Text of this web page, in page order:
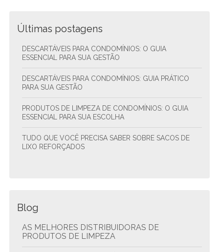
Últimas postagens
DESCARTÁVEIS PARA CONDOMÍNIOS: O GUIA
ESSENCIAL PARA SUA GESTÃO
DESCARTÁVEIS PARA CONDOMÍNIOS: GUIA PRÁTICO
PARA SUA GESTÃO
PRODUTOS DE LIMPEZA DE CONDOMÍNIOS: O GUIA
ESSENCIAL PARA SUA ESCOLHA
TUDO QUE VOCÊ PRECISA SABER SOBRE SACOS DE
LIXO REFORÇADOS
Blog
AS MELHORES DISTRIBUIDORAS DE
PRODUTOS DE LIMPEZA